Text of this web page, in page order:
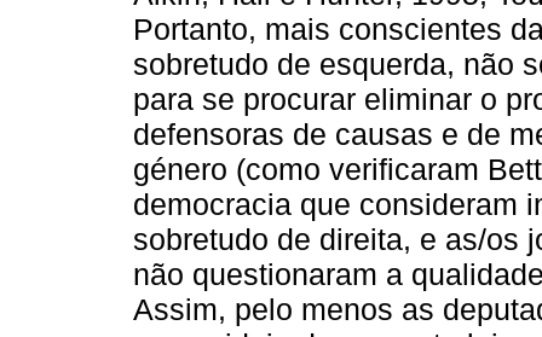
Portanto, mais conscientes
sobretudo de esquerda, não
para se procurar eliminar o
defensoras de causas e de
género (como verificaram
democracia que consideram
sobretudo de direita, e as/os
não questionaram a
Assim, pelo menos as